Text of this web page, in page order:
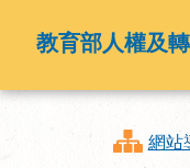
教育部人權及
網站